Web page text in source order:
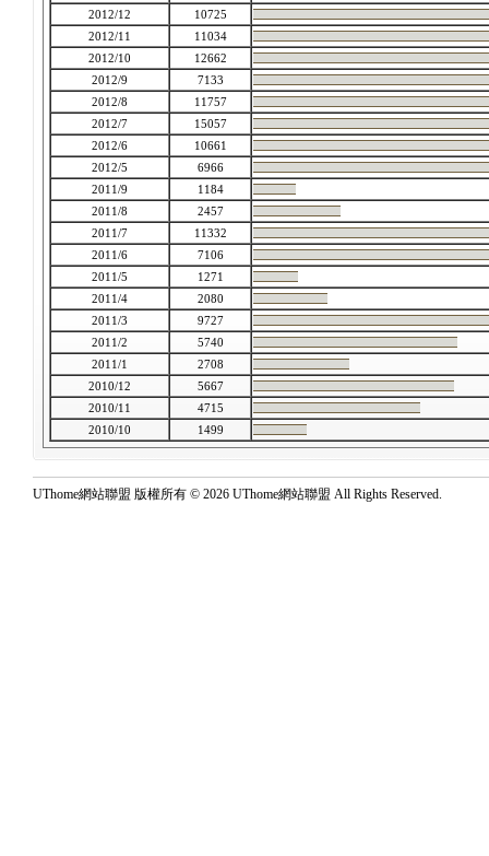
2012/12
10725
2012/11
11034
2012/10
12662
2012/9
7133
2012/8
11757
2012/7
15057
2012/6
10661
2012/5
6966
2011/9
1184
2011/8
2457
2011/7
11332
2011/6
7106
2011/5
1271
2011/4
2080
2011/3
9727
2011/2
5740
2011/1
2708
2010/12
5667
2010/11
4715
2010/10
1499
UThome網站聯盟 版權所有 © 2026 UThome網站聯盟 All Rights Reserved.